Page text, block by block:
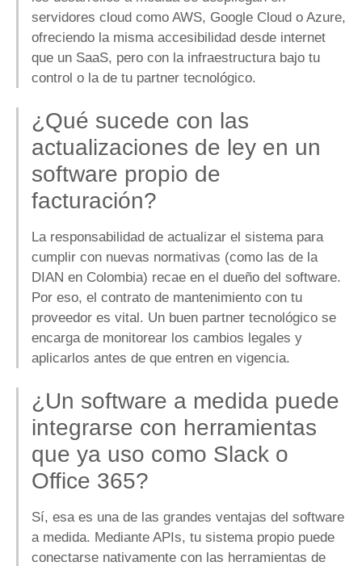
servidores cloud como AWS, Google Cloud o Azure,
ofreciendo la misma accesibilidad desde internet
que un SaaS, pero con la infraestructura bajo tu
control o la de tu partner tecnológico.
¿Qué sucede con las
actualizaciones de ley en un
software propio de
facturación?
La responsabilidad de actualizar el sistema para
cumplir con nuevas normativas (como las de la
DIAN en Colombia) recae en el dueño del software.
Por eso, el contrato de mantenimiento con tu
proveedor es vital. Un buen partner tecnológico se
encarga de monitorear los cambios legales y
aplicarlos antes de que entren en vigencia.
¿Un software a medida puede
integrarse con herramientas
que ya uso como Slack o
Office 365?
Sí, esa es una de las grandes ventajas del software
a medida. Mediante APIs, tu sistema propio puede
conectarse nativamente con las herramientas de